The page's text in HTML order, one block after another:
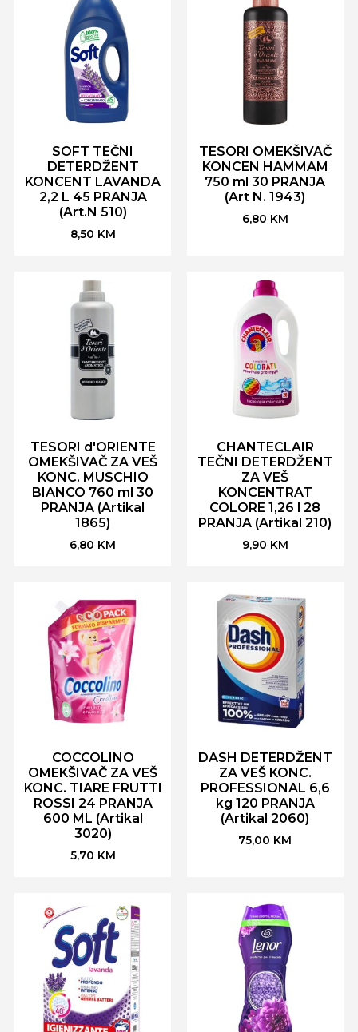
SOFT TEČNI
DETERDŽENT
KONCENT LAVANDA
2,2 L 45 PRANJA
(Art.N 510)
8,50 KM
TESORI OMEKŠIVAČ
KONCEN HAMMAM
750 ml 30 PRANJA
(Art N. 1943)
6,80 KM
TESORI d'ORIENTE
OMEKŠIVAČ ZA VEŠ
KONC. MUSCHIO
BIANCO 760 ml 30
PRANJA (Artikal
1865)
6,80 KM
CHANTECLAIR
TEČNI DETERDŽENT
ZA VEŠ
KONCENTRAT
COLORE 1,26 l 28
PRANJA (Artikal 210)
9,90 KM
COCCOLINO
OMEKŠIVAČ ZA VEŠ
KONC. TIARE FRUTTI
ROSSI 24 PRANJA
600 ML (Artikal
3020)
5,70 KM
DASH DETERDŽENT
ZA VEŠ KONC.
PROFESSIONAL 6,6
kg 120 PRANJA
(Artikal 2060)
75,00 KM